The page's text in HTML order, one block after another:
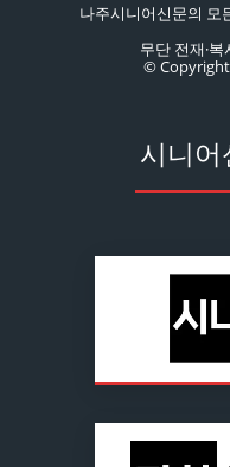
나주시니어신문의 모
무단 전재·
© Copyright
시니어